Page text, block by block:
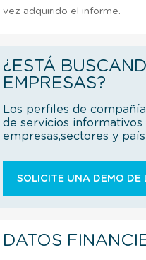
vez adquirido el informe.
¿ESTÁ
EMPRESAS?
Los perfiles de
de servicios informativos
empresas,sectores y
SOLICITE UNA DEMO DE
DATOS